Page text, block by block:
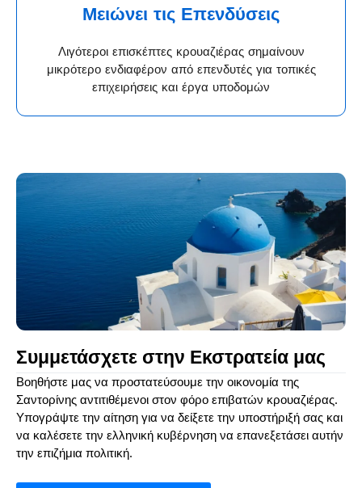
Μειώνει τις Επενδύσεις
Λιγότεροι επισκέπτες κρουαζιέρας σημαίνουν
μικρότερο ενδιαφέρον από επενδυτές για τοπικές
επιχειρήσεις και έργα υποδομών
Συμμετάσχετε στην Εκστρατεία μας
Βοηθήστε μας να προστατεύσουμε την οικονομία της
Σαντορίνης αντιτιθέμενοι στον φόρο επιβατών κρουαζιέρας.
Υπογράψτε την αίτηση για να δείξετε την υποστήριξή σας και
να καλέσετε την ελληνική κυβέρνηση να επανεξετάσει αυτήν
την επιζήμια πολιτική.